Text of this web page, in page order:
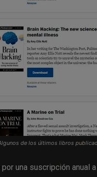
de los últimos libros
una suscripción anual